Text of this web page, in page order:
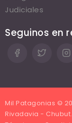
Judiciales
Seguinos en
Mil Patagonias ©
Rivadavia - Chubut.